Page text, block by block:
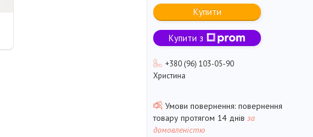
Купити
Купити з
+380 (96) 103-05-90
Христина
повернення
товару протягом 14 днів за
домовленістю